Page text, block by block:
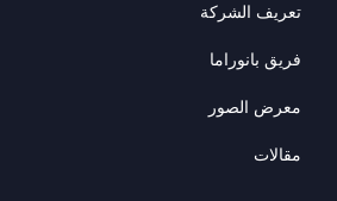
تعريف الشركة
فريق بانوراما
معرض الصور
مقالات